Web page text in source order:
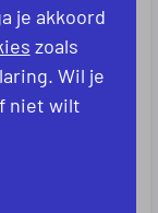
om nieuwe
in je
je akkoord
zoals
Wil je
niet wilt